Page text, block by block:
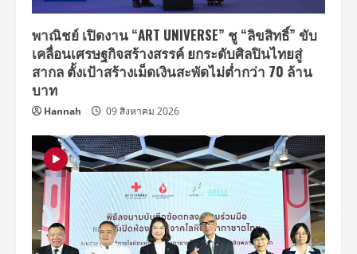
พาณิชย์ เปิดงาน “ART UNIVERSE” ชู “ลิขสิทธิ์” ขับ
เคลื่อนเศรษฐกิจสร้างสรรค์ ยกระดับศิลปินไทยสู่
สากล ตั้งเป้าสร้างเม็ดเงินสะพัดไม่ต่ำกว่า 70 ล้าน
บาท
Hannah 09 สิงหาคม 2026